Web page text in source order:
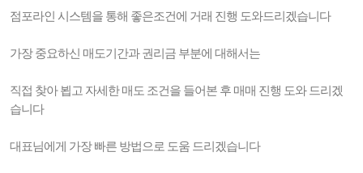
점포라인 시스템을 통해 좋은조건에 거래 진행 도와드리겠습니다
가장 중요하신 매도기간과 권리금 부분에 대해서는
직접 찾아 뵙고 자세한 매도 조건을 들어본 후 매매 진행 도와 드리겠
습니다
대표님에게 가장 빠른 방법으로 도움 드리겠습니다